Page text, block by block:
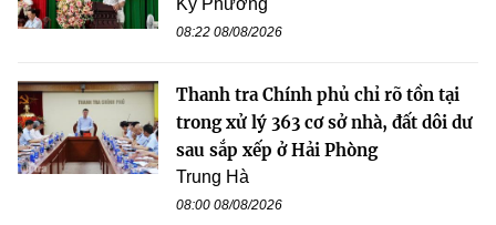
08:22 08/08/2026
Thanh tra Chính phủ chỉ rõ tồn tại
trong xử lý 363 cơ sở nhà, đất dôi dư
sau sắp xếp ở Hải Phòng
Trung Hà
08:00 08/08/2026